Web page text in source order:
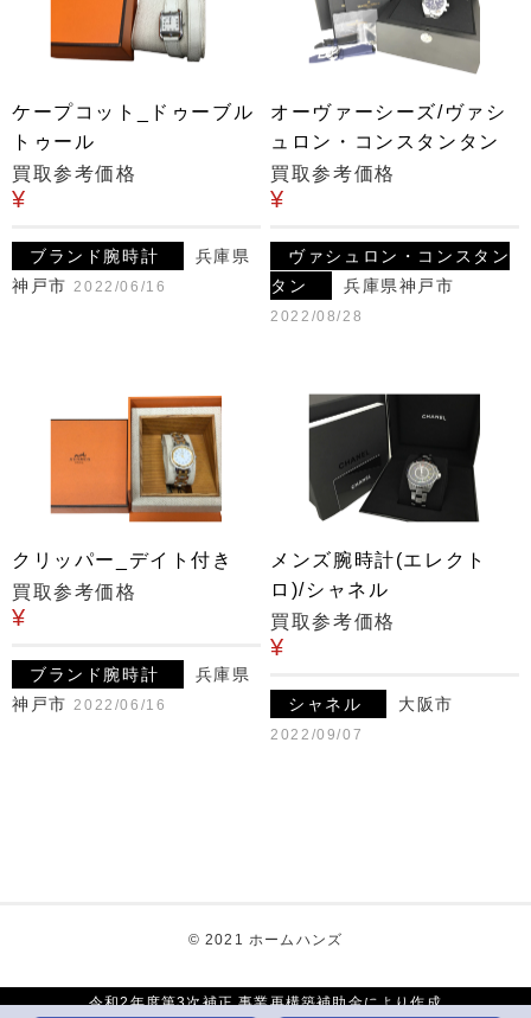
ケープコット_ドゥーブル
トゥール
買取参考価格
¥
ブランド腕時計
兵庫県
神戸市 2022/06/16
オーヴァーシーズ/ヴァシ
ュロン・コンスタンタン
買取参考価格
¥
ヴァシュロン・コンスタン
タン
兵庫県神戸市
2022/08/28
クリッパー_デイト付き
買取参考価格
¥
ブランド腕時計
兵庫県
神戸市 2022/06/16
メンズ腕時計(エレクト
ロ)/シャネル
買取参考価格
¥
シャネル 大阪市
2022/09/07
© 2021 ホームハンズ
令和2年度第3次補正 事業再構築補助金により作成